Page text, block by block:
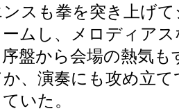
スも拳を突き上げ
ムし、メロディア
盤から会場の熱気も
、演奏にも攻め立
いた。